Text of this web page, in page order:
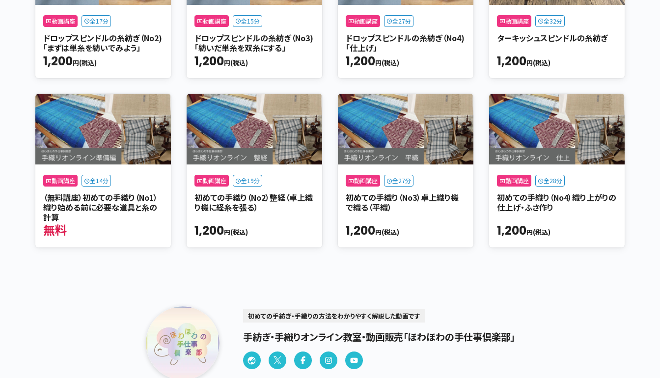
動画講座 全17分
ドロップスピンドルの糸紡ぎ（No2)
「まずは単糸を紡いでみよう」
1,200円(税込)
動画講座 全15分
ドロップスピンドルの糸紡ぎ（No3)
「紡いだ単糸を双糸にする」
1,200円(税込)
動画講座 全27分
ドロップスピンドルの糸紡ぎ（No4)
「仕上げ」
1,200円(税込)
動画講座 全32分
ターキッシュスピンドルの糸紡ぎ
1,200円(税込)
動画講座 全14分
（無料講座）初めての手織り（No1）
織り始める前に必要な道具と糸の
計算
無料
動画講座 全19分
初めての手織り（No2）整経（卓上織
り機に経糸を張る）
1,200円(税込)
動画講座 全27分
初めての手織り（No3）卓上織り機
で織る（平織）
1,200円(税込)
動画講座 全28分
初めての手織り（No4）織り上がりの
仕上げ・ふさ作り
1,200円(税込)
初めての手紡ぎ・手織りの方法をわかりやすく解説した動画です
手紡ぎ・手織りオンライン教室・動画販売「ほわほわの手仕事倶楽部」